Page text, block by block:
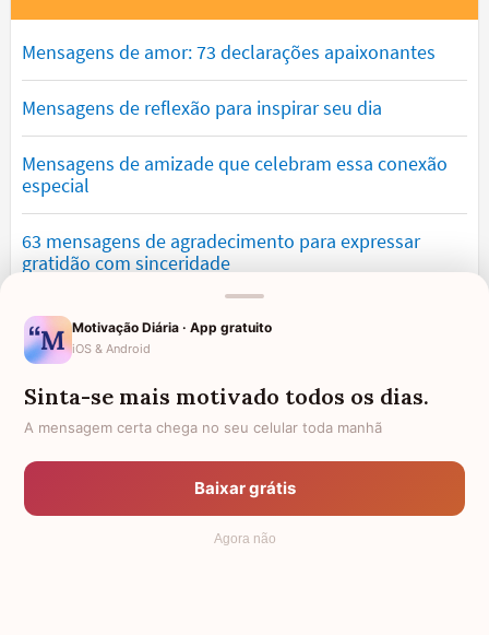
Mensagens de amor: 73 declarações apaixonantes
Mensagens de reflexão para inspirar seu dia
Mensagens de amizade que celebram essa conexão
especial
63 mensagens de agradecimento para expressar
gratidão com sinceridade
Mensagens de saudade que tocam o coração e
expressam falta
Mensagens de otimismo que vão encher você de
confiança
Mensagens para namorado: declare o seu amor com
Motivação Diária · App gratuito
iOS & Android
Sinta-se mais motivado todos os dias.
A mensagem certa chega no seu celular toda manhã
Baixar grátis
Agora não